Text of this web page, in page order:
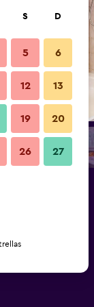
S D
5 6
12 13
19 20
26 27